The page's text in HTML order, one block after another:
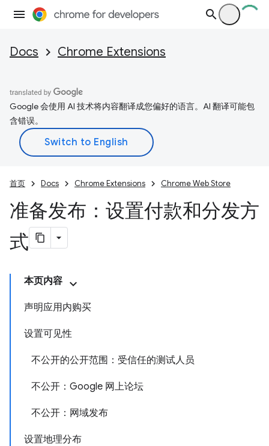
Docs Chrome Extensions
Google 会使用 AI 技术将内容翻译成您偏好的语言。AI 翻译可能包
含错误。
首页 Docs Chrome Extensions Chrome Web Store
准备发布：设置付款和分发方
式
本页内容
声明应用内购买
设置可见性
不公开的公开范围：受信任的测试人员
不公开：Google 网上论坛
不公开：网域发布
设置地理分布